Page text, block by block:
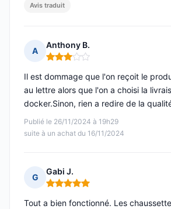
Avis traduit
A
Anthony B.
Note : 3 sur 5
Publié le 26/11/2024 à 19h29
suite à un achat du 16/11/2024
Il est dommage que l'on reçoit le
au lettre alors que l'on a choisi la
docker.Sinon, rien a redire de la
G
Gabi J.
Note : 5 sur 5
Tout a bien fonctionné. Les